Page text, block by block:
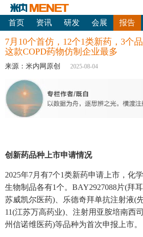
首页 资讯 研发 会展 报告
7月10个首仿，12个1类新药，3个
这款COPD药物仿制企业最多
来源：米内网原创 2025-08-04
创新药品种上市申请情况
2025年7月有7个1类新药申请上市，化
生物制品各有1个。BAY2927088片(拜
苏威凯尔医药)、乐德奇拜单抗注射液(
11(江苏万高药业)、注射用亚胺培南西
州信诺维医药)等品种为首次申报上市。